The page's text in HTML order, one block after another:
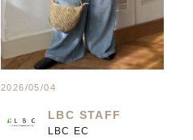
2026/05/04
LBC STAFF
LBC EC